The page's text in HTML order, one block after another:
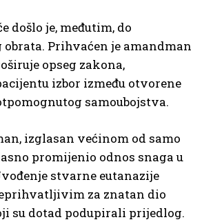
došlo je, međutim, do
Prihvaćen je amandman
opseg zakona,
izbor između otvorene
samoubojstva.
izglasan većinom od samo
promijenio odnos snaga u
stvarne eutanazije
za znatan dio
su dotad podupirali prijedlog.